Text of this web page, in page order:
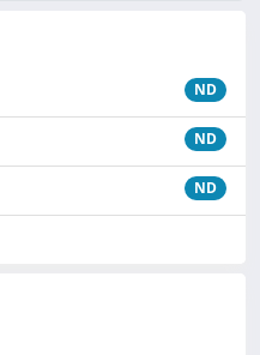
ND
ND
ND